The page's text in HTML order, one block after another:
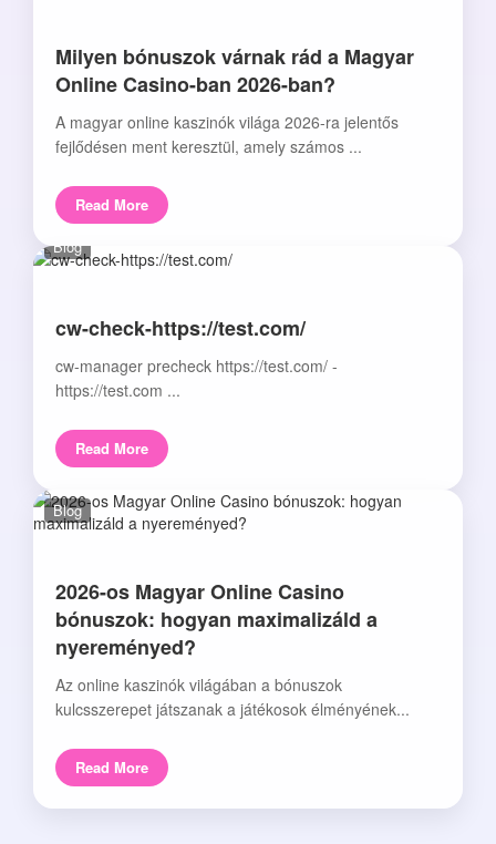
Milyen bónuszok várnak rád a Magyar
Online Casino-ban 2026-ban?
A magyar online kaszinók világa 2026-ra jelentős
fejlődésen ment keresztül, amely számos ...
Read More
Blog
cw-check-https://test.com/
cw-manager precheck https://test.com/ -
https://test.com ...
Read More
Blog
2026-os Magyar Online Casino
bónuszok: hogyan maximalizáld a
nyereményed?
Az online kaszinók világában a bónuszok
kulcsszerepet játszanak a játékosok élményének...
Read More